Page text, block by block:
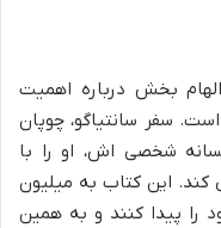
الهام بخش درباره اهمیت
سفر سانتیاگو، چوپان
شخصی اش، او را با
کند. این کتاب به میلیون
را پیدا کنند و به همین